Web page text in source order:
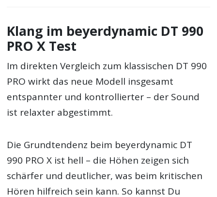
Klang im beyerdynamic DT 990
PRO X Test
Im direkten Vergleich zum klassischen DT 990
PRO wirkt das neue Modell insgesamt
entspannter und kontrollierter – der Sound
ist relaxter abgestimmt.
Die Grundtendenz beim beyerdynamic DT
990 PRO X ist hell – die Höhen zeigen sich
schärfer und deutlicher, was beim kritischen
Hören hilfreich sein kann. So kannst Du